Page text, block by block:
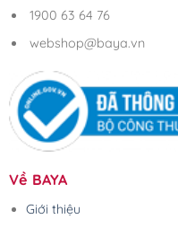
1900 63 64 76
webshop@baya.vn
Về BAYA
Giới thiệu